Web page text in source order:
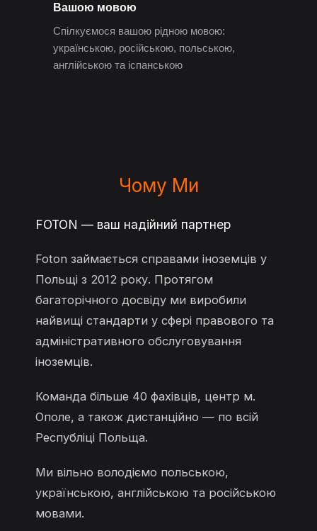
Вашою мовою
Спілкуємося вашою рідною мовою:
українською, російською, польською,
англійською та іспанською
Чому Ми
FOTON — ваш надійний партнер
Foton займається справами іноземців у
Польщі з 2012 року. Протягом
багаторічного досвіду ми виробили
найвищі стандарти у сфері правового та
адміністративного обслуговування
іноземців.
Команда більше 40 фахівців, центр м.
Ополе, а також дистанційно — по всій
Республіці Польща.
Ми вільно володіємо польською,
українською, англійською та російською
мовами.